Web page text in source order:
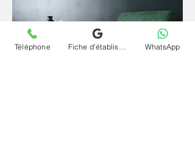
Téléphone WhatsApp